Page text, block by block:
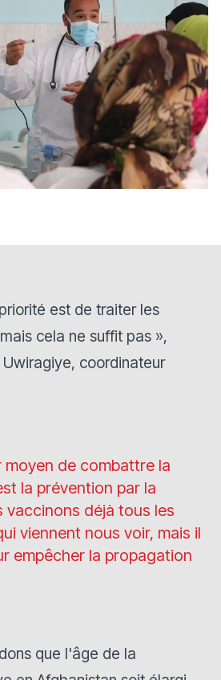
est de traiter les
cela ne suffit pas »,
coordinateur
moyen de combattre la
la prévention par la
vaccinons déjà tous les
viennent nous voir, mais il
empêcher la propagation
que l'âge de la